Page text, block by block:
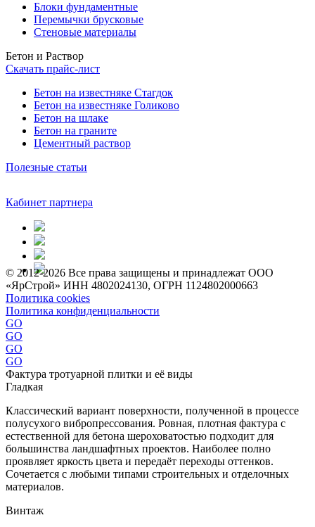
Блоки фундаментные
Перемычки брусковые
Стеновые материалы
Бетон и Раствор
Скачать прайс-лист
Бетон на известняке Стагдок
Бетон на известняке Голиково
Бетон на шлаке
Бетон на граните
Цементный раствор
Полезные статьи
Кабинет партнера
© 2012-2026 Все права защищены и принадлежат ООО
«ЯрСтрой» ИНН 4802024130, ОГРН 1124802000663
Политика cookies
Политика конфиденциальности
GO
GO
GO
GO
Фактура тротуарной плитки и её виды
Гладкая
Классический вариант поверхности, полученной в процессе
полусухого вибропрессования. Ровная, плотная фактура с
естественной для бетона шероховатостью подходит для
большинства ландшафтных проектов. Наиболее полно
проявляет яркость цвета и передаёт переходы оттенков.
Сочетается с любыми типами строительных и отделочных
материалов.
Винтаж